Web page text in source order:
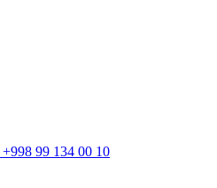
+998 99 134 00 10